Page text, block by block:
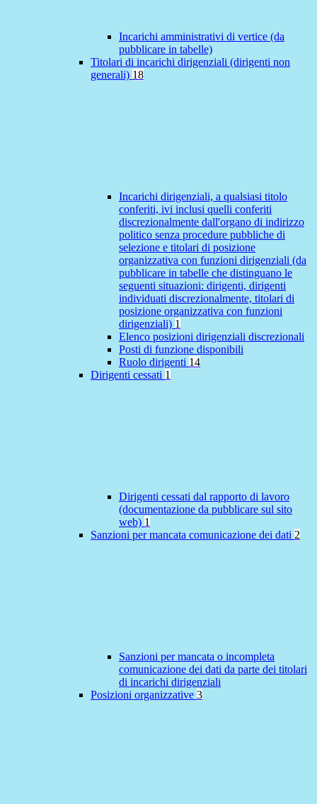
Incarichi amministrativi di vertice (da
pubblicare in tabelle)
Titolari di incarichi dirigenziali (dirigenti non
generali) 18
Incarichi dirigenziali, a qualsiasi titolo
conferiti, ivi inclusi quelli conferiti
discrezionalmente dall'organo di indirizzo
politico senza procedure pubbliche di
selezione e titolari di posizione
organizzativa con funzioni dirigenziali (da
pubblicare in tabelle che distinguano le
seguenti situazioni: dirigenti, dirigenti
individuati discrezionalmente, titolari di
posizione organizzativa con funzioni
dirigenziali) 1
Elenco posizioni dirigenziali discrezionali
Posti di funzione disponibili
Ruolo dirigenti 14
Dirigenti cessati 1
Dirigenti cessati dal rapporto di lavoro
(documentazione da pubblicare sul sito
web) 1
Sanzioni per mancata comunicazione dei dati 2
Sanzioni per mancata o incompleta
comunicazione dei dati da parte dei titolari
di incarichi dirigenziali
Posizioni organizzative 3